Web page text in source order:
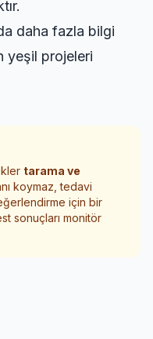
daha fazla bilgi
yeşil projeleri
tarama ve
koymaz, tedavi
için bir
sonuçları monitör